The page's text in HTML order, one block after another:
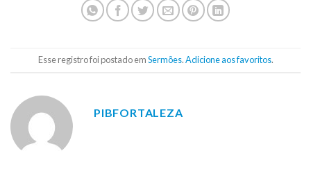
Esse registro foi postado emSermões.Adicione aos favoritos.
PIBFORTALEZA